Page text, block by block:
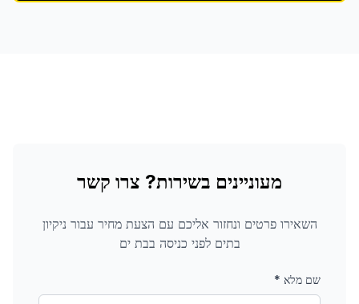
מעוניינים בשירות? צרו קשר
השאירו פרטים ונחזור אליכם עם הצעת מחיר עבור ניקיון
בתים לפני כניסה בבת ים
שם מלא *